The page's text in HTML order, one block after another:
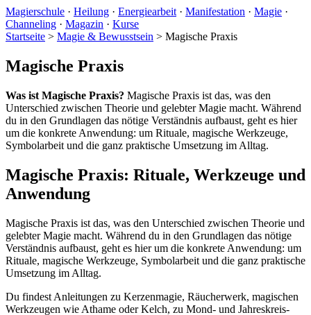
Magierschule · Heilung · Energiearbeit · Manifestation · Magie ·
Channeling · Magazin · Kurse
Startseite > Magie & Bewusstsein > Magische Praxis
Magische Praxis
Was ist Magische Praxis? Magische Praxis ist das, was den
Unterschied zwischen Theorie und gelebter Magie macht. Während
du in den Grundlagen das nötige Verständnis aufbaust, geht es hier
um die konkrete Anwendung: um Rituale, magische Werkzeuge,
Symbolarbeit und die ganz praktische Umsetzung im Alltag.
Magische Praxis: Rituale, Werkzeuge und
Anwendung
Magische Praxis ist das, was den Unterschied zwischen Theorie und
gelebter Magie macht. Während du in den Grundlagen das nötige
Verständnis aufbaust, geht es hier um die konkrete Anwendung: um
Rituale, magische Werkzeuge, Symbolarbeit und die ganz praktische
Umsetzung im Alltag.
Du findest Anleitungen zu Kerzenmagie, Räucherwerk, magischen
Werkzeugen wie Athame oder Kelch, zu Mond- und Jahreskreis-